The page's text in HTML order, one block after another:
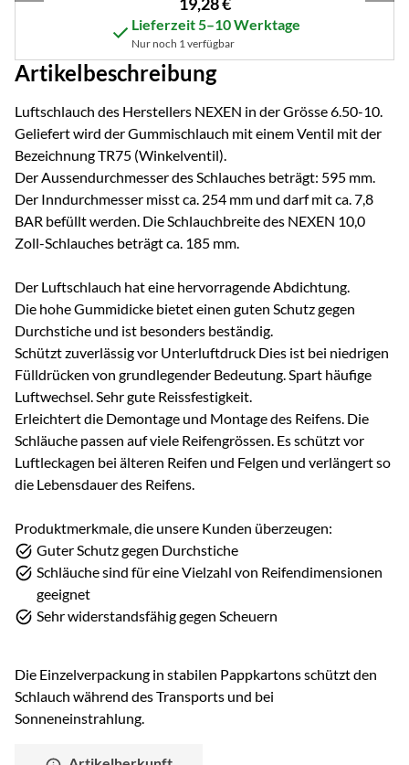
Lieferzeit 5–10 Werktage
Nur noch 1 verfügbar
Artikelbeschreibung
Luftschlauch des Herstellers NEXEN in der Grösse 6.50-10.
Geliefert wird der Gummischlauch mit einem Ventil mit der
Bezeichnung TR75 (Winkelventil).
Der Aussendurchmesser des Schlauches beträgt: 595 mm.
Der Inndurchmesser misst ca. 254 mm und darf mit ca. 7,8
BAR befüllt werden. Die Schlauchbreite des NEXEN 10,0
Zoll-Schlauches beträgt ca. 185 mm.
Der Luftschlauch hat eine hervorragende Abdichtung.
Die hohe Gummidicke bietet einen guten Schutz gegen
Durchstiche und ist besonders beständig.
Schützt zuverlässig vor Unterluftdruck Dies ist bei niedrigen
Fülldrücken von grundlegender Bedeutung. Spart häufige
Luftwechsel. Sehr gute Reissfestigkeit.
Erleichtert die Demontage und Montage des Reifens. Die
Schläuche passen auf viele Reifengrössen. Es schützt vor
Luftleckagen bei älteren Reifen und Felgen und verlängert so
die Lebensdauer des Reifens.
Produktmerkmale, die unsere Kunden überzeugen:
Guter Schutz gegen Durchstiche
Schläuche sind für eine Vielzahl von Reifendimensionen
geeignet
Sehr widerstandsfähig gegen Scheuern
Die Einzelverpackung in stabilen Pappkartons schützt den
Schlauch während des Transports und bei
Sonneneinstrahlung.